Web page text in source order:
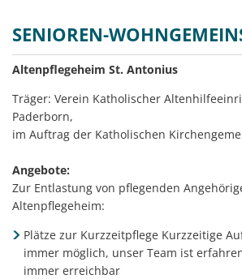
Senioren
Wohngemeinschaften
SENIOREN-
Altenpflegeheim St. Antonius
Träger: Verein Katholischer
Paderborn,
im Auftrag der Katholischen
Angebote:
Zur Entlastung von pflegenden
Altenpflegeheim:
Plätze zur Kurzzeitpflege Kurzzeitige
immer möglich, unser Team ist
immer erreichbar